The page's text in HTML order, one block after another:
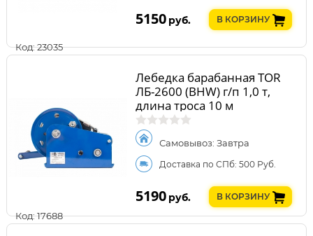
Код: 23035
5150 руб. В КОРЗИНУ
Код: 17688
Лебедка барабанная TOR
ЛБ-2600 (BHW) г/п 1,0 т,
длина троса 10 м
Самовывоз: Завтра
Доставка по СПб: 500 Руб.
5190 руб. В КОРЗИНУ